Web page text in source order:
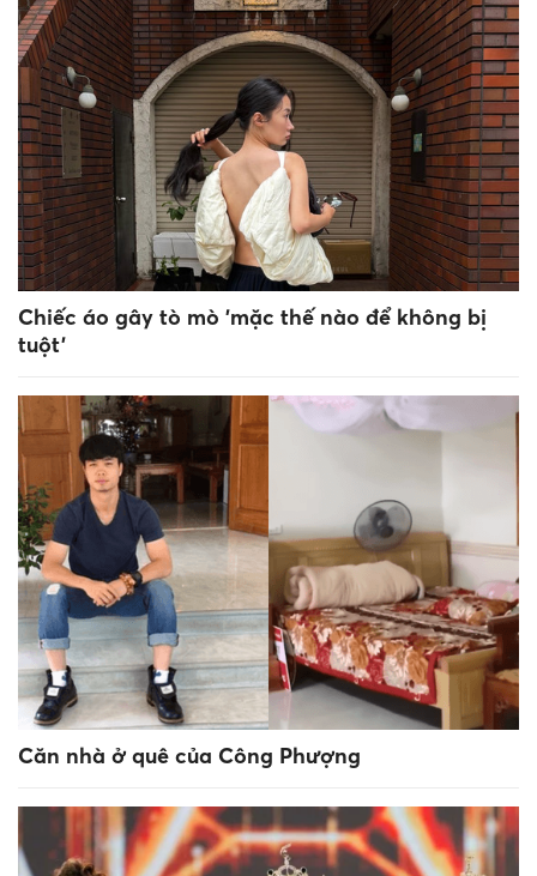
Chiếc áo gây tò mò 'mặc thế nào để không bị
tuột'
Căn nhà ở quê của Công Phượng